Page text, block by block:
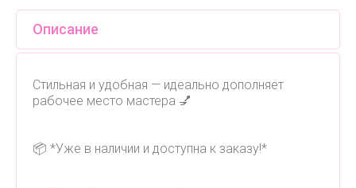
Описание
Стильная и удобная — идеально дополняет
рабочее место мастера 💅
📦 *Уже в наличии и доступна к заказу!*